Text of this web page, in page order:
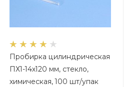
Пробирка цилиндрическая
ПХ1-14х120 мм, стекло,
химическая, 100 шт/упак